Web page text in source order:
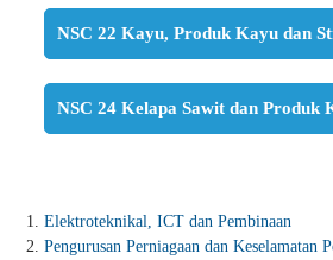
NSC 22 Kayu, Produk Kayu dan
NSC 24 Kelapa Sawit dan Produk
Elektroteknikal, ICT dan Pembinaan
Pengurusan Perniagaan dan Keselamatan